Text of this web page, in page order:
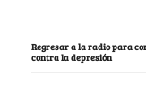
Regresar a la radio para
contra la depresión